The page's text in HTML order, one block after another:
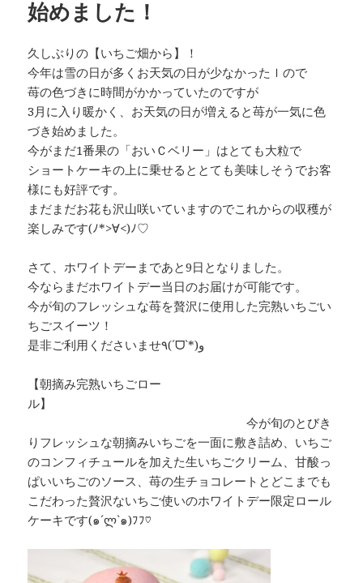
始めました！
久しぶりの【いちご畑から】！
今年は雪の日が多くお天気の日が少なかったｌので
苺の色づきに時間がかかっていたのですが
3月に入り暖かく、お天気の日が増えると苺が一気に色
づき始めました。
今がまだ1番果の「おいＣベリー」はとても大粒で
ショートケーキの上に乗せるととても美味しそうでお客
様にも好評です。
まだまだお花も沢山咲いていますのでこれからの収穫が
楽しみです(ﾉ*>∀<)ﾉ♡
さて、ホワイトデーまであと9日となりました。
今ならまだホワイトデー当日のお届けが可能です。
今が旬のフレッシュな苺を贅沢に使用した完熟いちごい
ちごスイーツ！
是非ご利用くださいませ٩(ˊᗜˋ*)و
【朝摘み完熟いちごロー
ル】
今が旬のとびき
りフレッシュな朝摘みいちごを一面に敷き詰め、いちご
のコンフィチュールを加えた生いちごクリーム、甘酸っ
ぱいいちごのソース、苺の生チョコレートとどこまでも
こだわった贅沢ないちご使いのホワイトデー限定ロール
ケーキです(๑´ლ`๑)ﾌﾌ♡